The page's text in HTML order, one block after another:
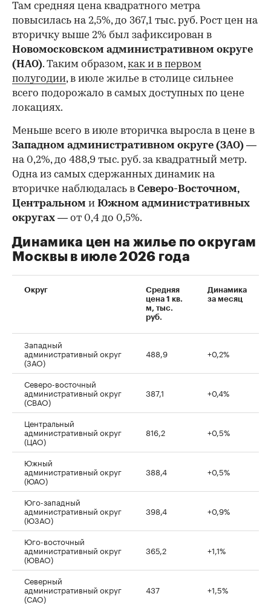
Там средняя цена квадратного метра
повысилась на 2,5%, до 367,1 тыс. руб. Рост цен на
вторичку выше 2% был зафиксирован в
Новомосковском административном округе
(НАО). Таким образом,как и в первом
полугодии, в июле жилье в столице сильнее
всего подорожало в самых доступных по цене
локациях.
Меньше всего в июле вторичка выросла в цене в
Западном административном округе (ЗАО) —
на 0,2%, до 488,9 тыс. руб. за квадратный метр.
Одна из самых сдержанных динамик на
вторичке наблюдалась в Северо-Восточном,
Центральном и Южном административных
округах — от 0,4 до 0,5%.
Динамика цен на жилье по округам
Москвы в июле 2026 года
Округ
Средняя
цена 1 кв.
м, тыс.
руб.
Динамика
за месяц
Западный
административный округ
(ЗАО)
488,9 +0,2%
Северо-восточный
административный округ
(СВАО)
387,1 +0,4%
Центральный
административный округ
(ЦАО)
816,2 +0,5%
Южный
административный округ
(ЮАО)
388,4 +0,5%
Юго-западный
административный округ
(ЮЗАО)
398,4 +0,9%
Юго-восточный
административный округ
(ЮВАО)
365,2 +1,1%
Северный
административный округ
(САО)
437 +1,5%